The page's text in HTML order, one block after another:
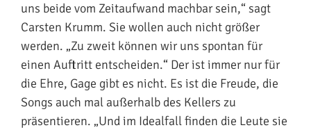
uns beide vom Zeitaufwand machbar sein,“ sagt
Carsten Krumm. Sie wollen auch nicht größer
werden. „Zu zweit können wir uns spontan für
einen Auftritt entscheiden.“ Der ist immer nur für
die Ehre, Gage gibt es nicht. Es ist die Freude, die
Songs auch mal außerhalb des Kellers zu
präsentieren. „Und im Idealfall finden die Leute sie